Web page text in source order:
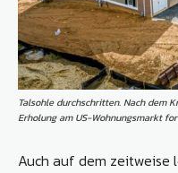
Talsohle durchschritten. Nach dem
Erholung am US-Wohnungsmarkt
Auch auf dem zeitweise